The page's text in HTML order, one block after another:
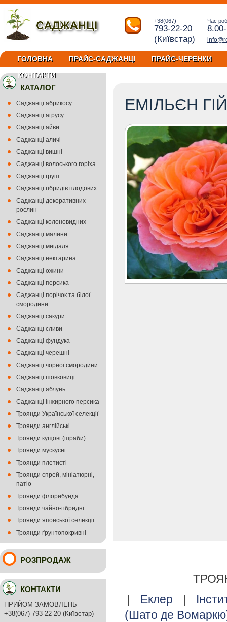
+38(067)
793-22-20
(Київстар)
Час
ГОЛОВНА ПРАЙС-САДЖАНЦІ
ПРАЙС-ЧЕРЕНКИ
КОНТАКТИ
ЕМІЛЬЄН
|
Еклер |
(Шато де
КАТАЛОГ
Саджанці абрикосу
Саджанці агрусу
Саджанці айви
Саджанці аличі
Саджанці вишні
Саджанці волоського горіха
Саджанці груш
Саджанці гібридів плодових
Саджанці декоративних
рослин
Саджанці колоновидних
Саджанці малини
Саджанці мигдаля
Саджанці нектарина
Саджанці ожини
Саджанці персика
Саджанці порічок та білої
смородини
Саджанці сакури
Саджанці сливи
Саджанці фундука
Саджанці черешні
Саджанці чорної смородини
Саджанці шовковиці
Саджанці яблунь
Саджанці інжирного персика
Троянди Української селекції
Троянди англійські
Троянди кущові (шраби)
Троянди мускусні
Троянди плетисті
Троянди спрей, мініатюрні,
патіо
Троянди флорибунда
Троянди чайно-гібридні
Троянди японської селекції
Троянди ґрунтопокривні
РОЗПРОДАЖ
КОНТАКТИ
ПРИЙОМ ЗАМОВЛЕНЬ
+38(067) 793-22-20 (Київстар)